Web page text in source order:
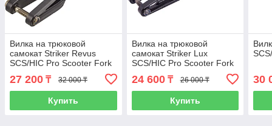
Вилка на трюковой
самокат Striker Revus
SCS/HIC Pro Scooter Fork
27 200 ₸ 32 000 ₸
Купить
Вилка на трюковой
самокат Striker Lux
SCS/HIC Pro Scooter Fork
24 600₸ 26 000 ₸
Купить
30